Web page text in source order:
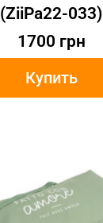
(ZiiPa22-033)
1700 грн
Купить